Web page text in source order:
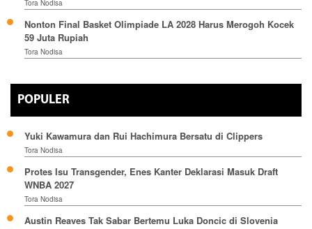
Tora Nodisa
Nonton Final Basket Olimpiade LA 2028 Harus Merogoh Kocek
59 Juta Rupiah
Tora Nodisa
POPULER
Yuki Kawamura dan Rui Hachimura Bersatu di Clippers
Tora Nodisa
Protes Isu Transgender, Enes Kanter Deklarasi Masuk Draft
WNBA 2027
Tora Nodisa
Austin Reaves Tak Sabar Bertemu Luka Doncic di Slovenia